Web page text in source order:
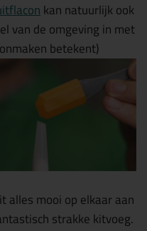
kan natuurlijk ook
van de omgeving in met
betekent)
alles mooi op elkaar aan
strakke kitvoeg.